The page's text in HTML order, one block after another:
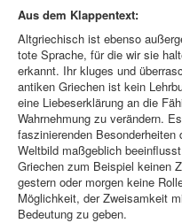
Aus dem Klappentext:
Altgriechisch ist ebenso
tote Sprache, für die wir sie
erkannt. Ihr kluges und
antiken Griechen ist kein
eine Liebeserklärung an die
Wahrnehmung zu verändern.
faszinierenden
Weltbild maßgeblich
Griechen zum Beispiel keinen
gestern oder morgen keine
Möglichkeit, der Zweisamkeit
Bedeutung zu geben.